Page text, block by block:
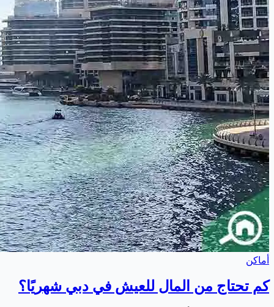
أماكن
كم تحتاج من المال للعيش في دبي شهريًا؟